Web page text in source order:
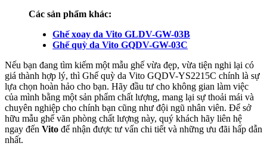
Các sản phẩm khác:
Ghế xoay da Vito GLDV-GW-03B
Ghế quỳ da Vito GQDV-GW-03C
Nếu bạn đang tìm kiếm một mẫu ghế vừa đẹp, vừa tiện nghi lại có
giá thành hợp lý, thì Ghế quỳ da Vito GQDV-YS2215C chính là sự
lựa chọn hoàn hảo cho bạn. Hãy đầu tư cho không gian làm việc
của mình bằng một sản phẩm chất lượng, mang lại sự thoải mái và
chuyên nghiệp cho chính bạn cũng như đội ngũ nhân viên. Để sở
hữu mẫu ghế văn phòng chất lượng này, quý khách hãy liên hệ
ngay đến Vito để nhận được tư vấn chi tiết và những ưu đãi hấp dẫn
nhất.